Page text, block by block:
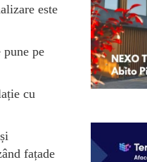
este
pe
cu
fațade